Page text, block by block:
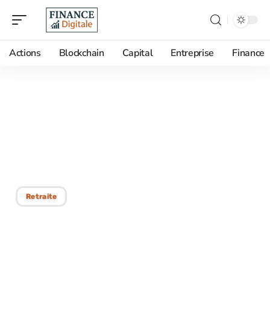
Actions Blockchain Capital Entreprise Finance
Retraite